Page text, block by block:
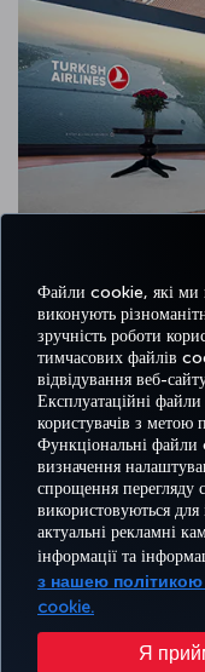
Файли cookie, які ми
виконують
зручність роботи
тимчасових файлів
відвідування веб-
Експлуатаційні
користувачів з метою
Функціональні
визначення
спрощення перегляду
використовуються
актуальні рекламні
інформації та
з нашею
cookie.
Я
to the next level with
Lounge.
Read more
Facebook
Twitter
БРОНЮВАННЯ
ТА КЕРУВАННЯ
БРОНЮВАННЯМ
Політика